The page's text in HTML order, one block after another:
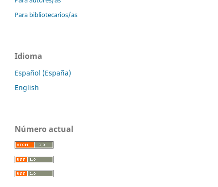
Para bibliotecarios/as
Idioma
Español (España)
English
Número actual